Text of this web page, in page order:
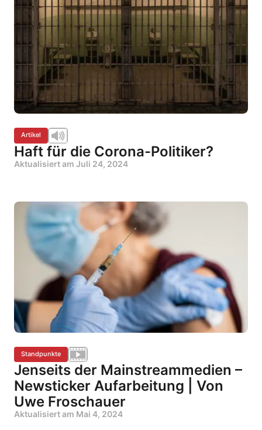
Artikel
Haft für die Corona-Politiker?
Aktualisiert am Juli 24, 2024
Standpunkte
Jenseits der Mainstreammedien –
Newsticker Aufarbeitung | Von
Uwe Froschauer
Aktualisiert am Mai 4, 2024